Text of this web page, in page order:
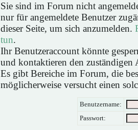
Sie sind im Forum nicht
nur für angemeldete Benutzer
dieser Seite, um sich anzumelden.
tun.
Ihr Benutzeraccount könnte
und kontaktieren den zuständigen
Es gibt Bereiche im Forum, die
möglicherweise versucht einen
Benutzername:
Passwort: